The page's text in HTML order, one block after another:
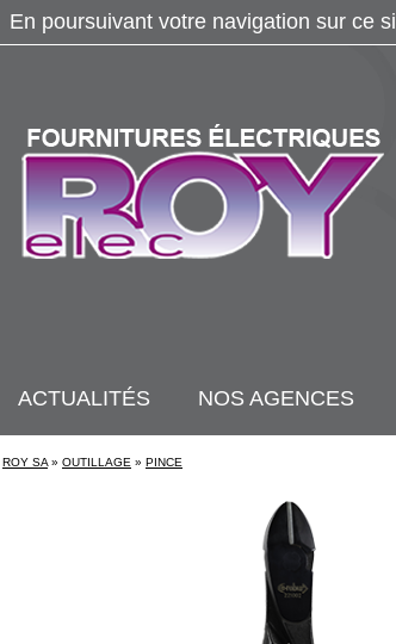
ACTUALITÉS NOS AGENCES
ROY SA » OUTILLAGE » PINCE
En poursuivant votre navigation sur ce